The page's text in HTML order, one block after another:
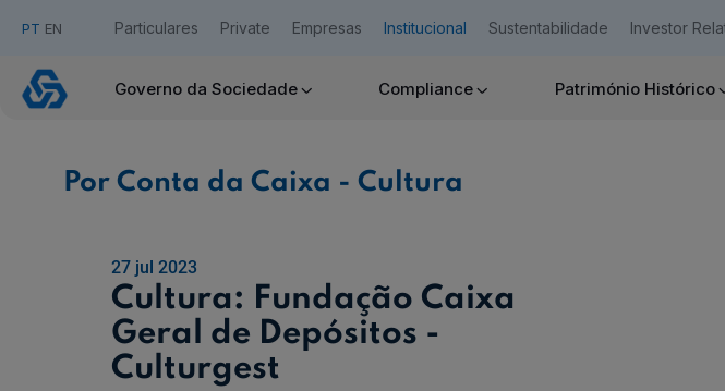
PT EN Particulares Private Empresas Institucional Sustentabilidade Investor
Quero ser cliente:
Links úteis:
Faça download da App Caixadirecta
Recomendações de Segurança
Assinatura Digital de Documentos
Registo fornecedor confirming
Conta
da
Caixa
Governo da Sociedade Compliance Património Histórico
Por Conta da Caixa - Cultura
27 jul 2023
Cultura: Fundação Caixa
Geral de Depósitos -
Culturgest